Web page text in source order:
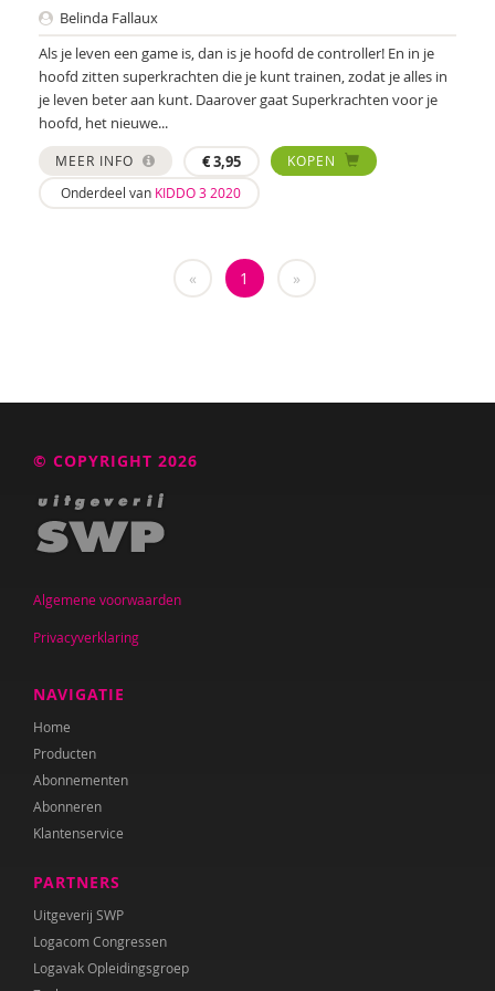
Maria Heesen
Anouk Helmers
Nicky Ingels
Sherita Jager
Hilde Krajenbrink
Lies Maertens
Eva Maréchal
Astrid van der Meer
Jasper Merle
Micheline Mets
Geraldina Metselaar
Karin van der Meulen
Leontien Noorlander
Leontien Noorlander
Sabine Plemper
Bea Pompert
Belinda Fallaux
Als je leven een game is, dan is je hoofd de controller! En in je
hoofd zitten superkrachten die je kunt trainen, zodat je alles in
je leven beter aan kunt. Daarover gaat Superkrachten voor je
hoofd, het nieuwe...
MEER INFO €3,95
KOPEN
Onderdeel van KIDDO 3 2020
« 1 »
© COPYRIGHT 2026
Algemene voorwaarden
Privacyverklaring
NAVIGATIE
Home
Producten
Abonnementen
Abonneren
Klantenservice
PARTNERS
Uitgeverij SWP
Logacom Congressen
Logavak Opleidingsgroep